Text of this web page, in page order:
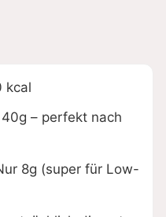
kcal
– perfekt nach
8g (super für Low-